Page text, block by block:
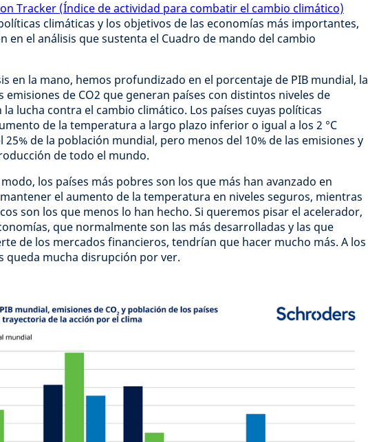
Tracker (Índice de actividad para combatir el cambio climático)
climáticas y los objetivos de las economías más importantes,
en el análisis que sustenta el Cuadro de mando del cambio
en la mano, hemos profundizado en el porcentaje de PIB mundial, la
emisiones de CO2 que generan países con distintos niveles de
la lucha contra el cambio climático. Los países cuyas políticas
de la temperatura a largo plazo inferior o igual a los 2 °C
25% de la población mundial, pero menos del 10% de las emisiones y
de todo el mundo.
los países más pobres son los que más han avanzado en
el aumento de la temperatura en niveles seguros, mientras
son los que menos lo han hecho. Si queremos pisar el acelerador,
que normalmente son las más desarrolladas y las que
de los mercados financieros, tendrían que hacer mucho más. A los
queda mucha disrupción por ver.